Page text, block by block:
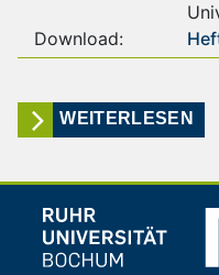
Download:
WEITERLESEN